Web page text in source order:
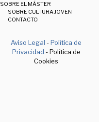
SOBRE EL MÁSTER
SOBRE CULTURA JOVEN
CONTACTO
Aviso Legal -Política de
Privacidad - Política de
Cookies